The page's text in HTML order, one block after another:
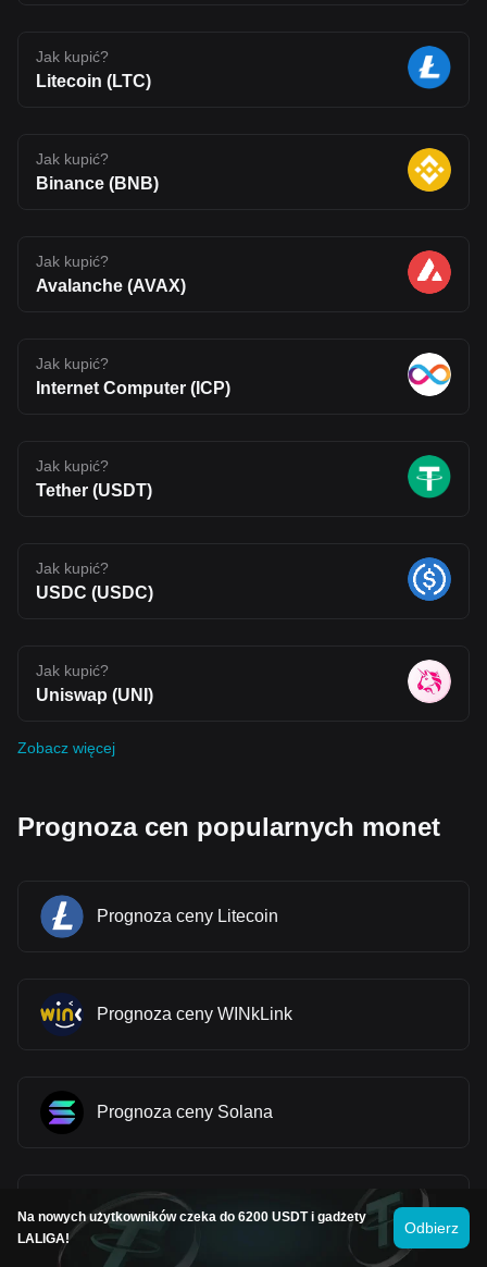
Jak kupić?
Litecoin (LTC)
Jak kupić?
Binance (BNB)
Jak kupić?
Avalanche (AVAX)
Jak kupić?
Internet Computer (ICP)
Jak kupić?
Tether (USDT)
Jak kupić?
USDC (USDC)
Jak kupić?
Uniswap (UNI)
Zobacz więcej
Prognoza cen popularnych monet
Prognoza ceny Litecoin
Prognoza ceny WINkLink
Prognoza ceny Solana
Prognoza ceny Stellar
Na nowych użytkowników czeka do 6200 USDT i gadżety
LALIGA!
Odbierz